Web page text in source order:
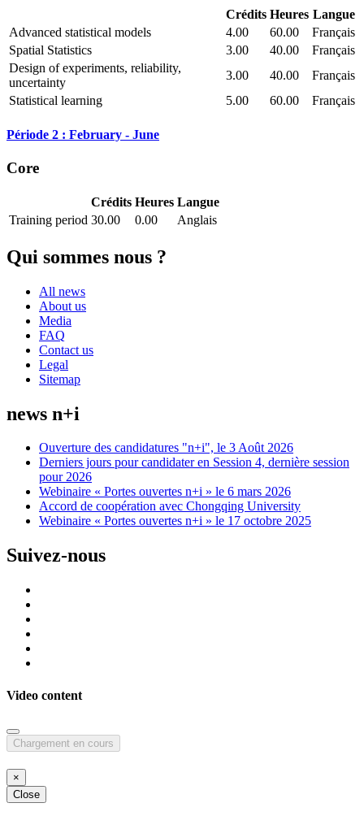
Crédits Heures Langue
Advanced statistical models
4.00 60.00
Français
Spatial Statistics
3.00 40.00
Français
Design of experiments, reliability,
uncertainty
3.00 40.00
Français
Statistical learning
5.00 60.00 Français
Période 2 : February - June
Core
Crédits Heures Langue
Training period 30.00 0.00 Anglais
Qui sommes nous ?
All news
About us
Media
FAQ
Contact us
Legal
Sitemap
news n+i
Ouverture des candidatures "n+i", le 3 Août 2026
Derniers jours pour candidater en Session 4, dernière session
pour 2026
Webinaire « Portes ouvertes n+i » le 6 mars 2026
Accord de coopération avec Chongqing University
Webinaire « Portes ouvertes n+i » le 17 octobre 2025
Suivez-nous
Video content
Chargement en cours
×
Close